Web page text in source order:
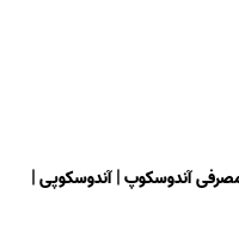
مصرفی آندوسکوپ|آندوسکوپی|